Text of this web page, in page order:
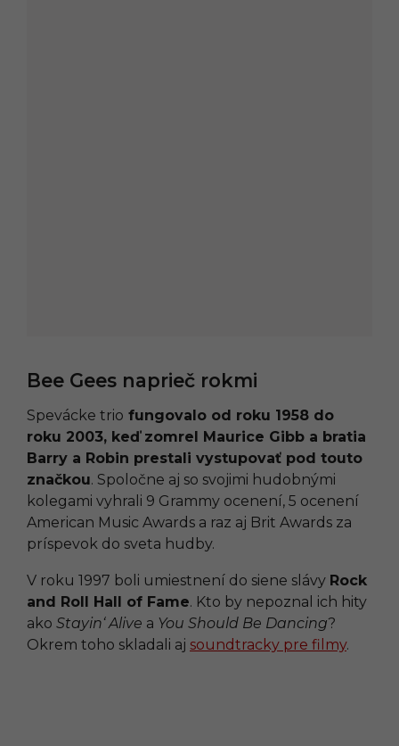
Bee Gees naprieč rokmi
Spevácke trio fungovalo od roku 1958 do
roku 2003, keď zomrel Maurice Gibb a bratia
Barry a Robin prestali vystupovať pod touto
značkou. Spoločne aj so svojimi hudobnými
kolegami vyhrali 9 Grammy ocenení, 5 ocenení
American Music Awards a raz aj Brit Awards za
príspevok do sveta hudby.
V roku 1997 boli umiestnení do siene slávy Rock
and Roll Hall of Fame. Kto by nepoznal ich hity
ako Stayin‘ Alive a You Should Be Dancing?
Okrem toho skladali aj soundtracky pre filmy.